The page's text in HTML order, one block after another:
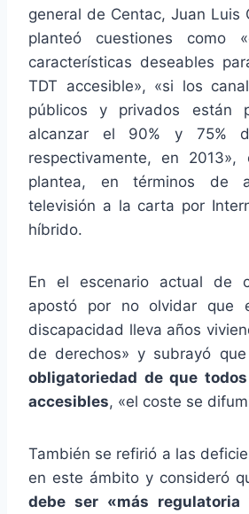
general de Centac, Juan Luis
planteó cuestiones como
características deseables
TDT accesible», «si los
públicos y privados están
alcanzar el 90% y 75%
respectivamente, en
plantea, en términos de
televisión a la carta por
híbrido.
En el escenario actual de
apostó por no olvidar que
discapacidad lleva años
de derechos» y subrayó
obligatoriedad de que
accesibles, «el coste se
También se refirió a las
en este ámbito y consideró
debe ser «más